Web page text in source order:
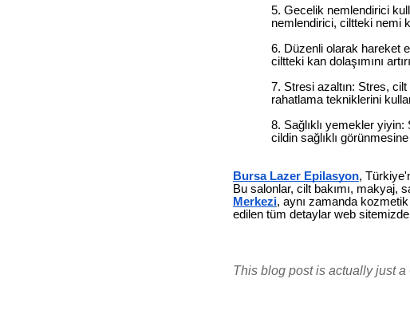
Gecelik nemlendirici
nemlendirici, ciltteki nemi
Düzenli olarak hareket
ciltteki kan dolaşımını
Stresi azaltın: Stres,
rahatlama tekniklerini
Sağlıklı yemekler yiyin:
cildin sağlıklı görünmesine
Bursa Lazer Epilasyon,
Bu salonlar, cilt bakımı, makyaj,
Merkezi, aynı zamanda kozmetik
edilen tüm detaylar web
This blog post is actually just